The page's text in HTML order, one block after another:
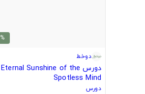
% 24
دوخط
دورس Eternal Sunshine of the
Spotless Mind
دورس